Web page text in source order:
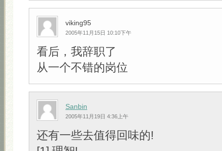
viking95
2005年11月15日 10:10下午
看后，我辞职了
从一个不错的岗位
Sanbin
2005年11月19日 4:36上午
还有一些去值得回味的!